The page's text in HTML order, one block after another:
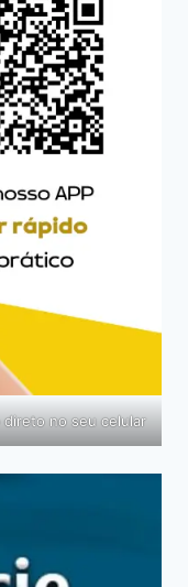
direto no seu celular